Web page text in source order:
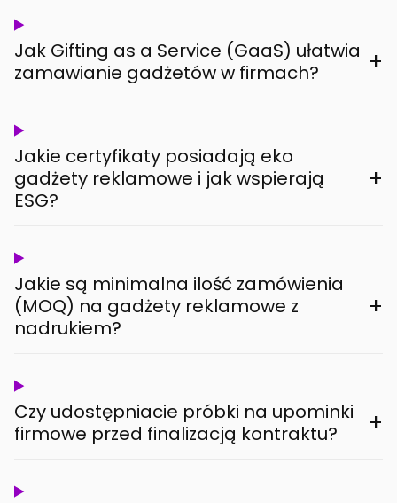
Jak Gifting as a Service (GaaS) ułatwia
zamawianie gadżetów w firmach?
+
Jakie certyfikaty posiadają eko
gadżety reklamowe i jak wspierają
ESG?
+
Jakie są minimalna ilość zamówienia
(MOQ) na gadżety reklamowe z
nadrukiem?
+
Czy udostępniacie próbki na upominki
firmowe przed finalizacją kontraktu?
+